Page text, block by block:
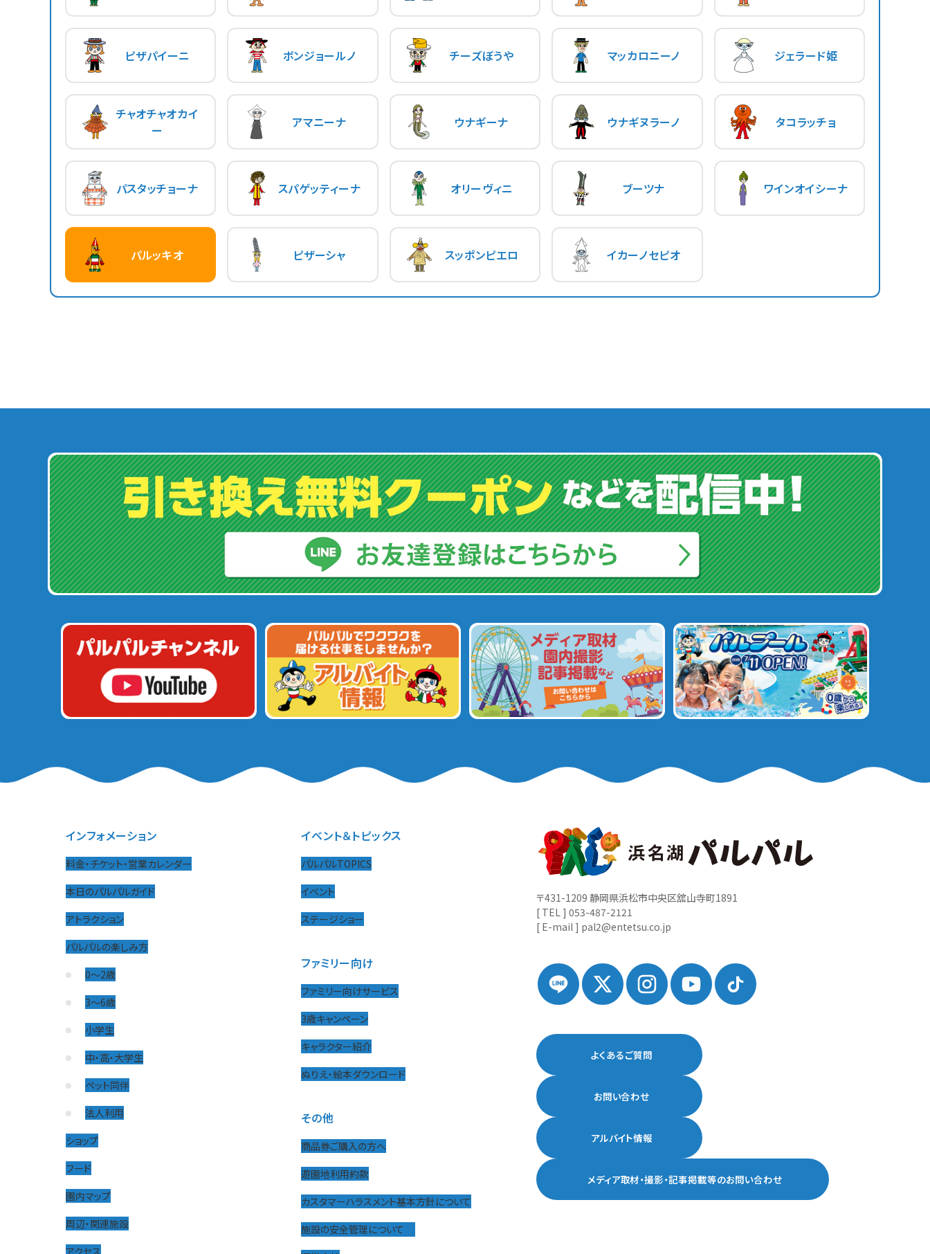
ピザパイーニ ボンジョールノ チーズぼうや マッカロニーノ ジェラード姫
チャオチャオカイ
ー
アマニーナ ウナギーナ ウナギヌラーノ タコラッチョ
パスタッチョーナ スパゲッティーナ オリーヴィニ ブーツナ ワインオイシーナ
パルッキオ ピザーシャ スッポンピエロ イカーノセピオ
インフォメーション
料金・チケット・営業カレンダー
本日のパルパルガイド
アトラクション
パルパルの楽しみ方
0〜2歳
3〜6歳
小学生
中・高・大学生
ペット同伴
法人利用
ショップ
フード
園内マップ
周辺・関連施設
イベント＆トピックス
パルパルTOPICS
イベント
ステージショー
ファミリー向け
ファミリー向けサービス
3歳キャンペーン
キャラクター紹介
ぬりえ・絵本ダウンロード
その他
商品券ご購入の方へ
遊園地利用約款
カスタマーハラスメント基本方針について
施設の安全管理について
〒431-1209 静岡県浜松市中央区舘山寺町1891
[ TEL ] 053-487-2121
[ E-mail ] pal2@entetsu.co.jp
よくあるご質問
お問い合わせ
アルバイト情報
メディア取材・撮影・記事掲載等のお問い合わせ